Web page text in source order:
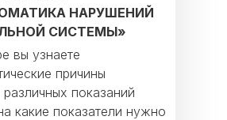
НАРУШЕНИЙ
СИСТЕМЫ»
вы узнаете
причины
различных показаний
какие показатели нужно